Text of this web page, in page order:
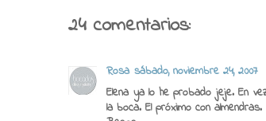
24 comentarios:
Rosa sábado, noviembre 24, 2007
Elena ya lo he probado jeje. En
la boca. El próximo con almendras.